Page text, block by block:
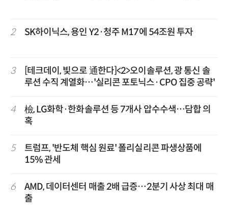
2 SK하이닉스, 용인 Y2·청주 M17에 54조원 투자
3
[테크데이, 빛으로 通한다]<2>오이솔루션, 광 통신 솔
루션 수직 계열화…'실리콘 포토닉스·CPO 집중 공략'
4
檢, LG화학·한화솔루션 등 7개사 압수수색…담합 의
혹
5
트럼프, '반도체 핵심 원료' 폴리실리콘 파생상품에
15% 관세
6
AMD, 데이터센터 매출 2배 급증…2분기 사상 최대 매
출